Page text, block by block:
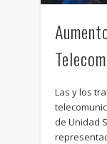
Las y los
de Unidad